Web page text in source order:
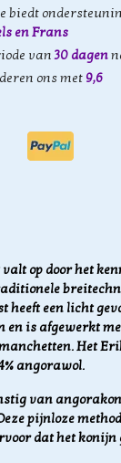
biedt
en Frans
van30 dagen
ons met 9,6
op door het
heeft een licht
en is afgewerkt
Het
angorawol.
van
pijnloze
dat het konijn